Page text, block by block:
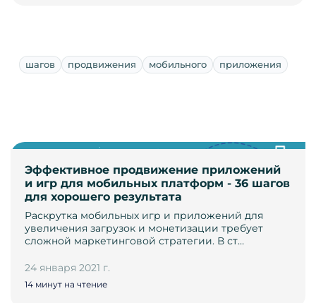
шагов продвижения мобильного приложения
Эффективное продвижение приложений
и игр для мобильных платформ - 36 шагов
для хорошего результата
Раскрутка мобильных игр и приложений для
увеличения загрузок и монетизации требует
сложной маркетинговой стратегии. В ст…
24 января 2021 г.
14 минут на чтение